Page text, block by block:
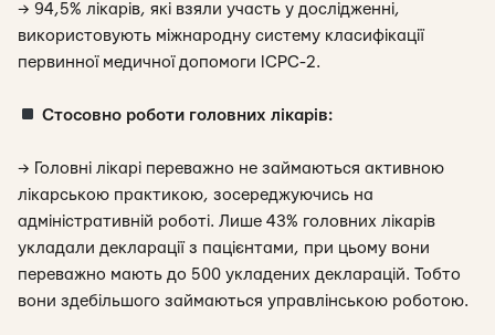
→ 94,5% лікарів, які взяли участь у дослідженні,
використовують міжнародну систему класифікації
первинної медичної допомоги ICPC-2.
Стосовно роботи головних лікарів:
→ Головні лікарі переважно не займаються активною
лікарською практикою, зосереджуючись на
адміністративній роботі. Лише 43% головних лікарів
укладали декларації з пацієнтами, при цьому вони
переважно мають до 500 укладених декларацій. Тобто
вони здебільшого займаються управлінською роботою.